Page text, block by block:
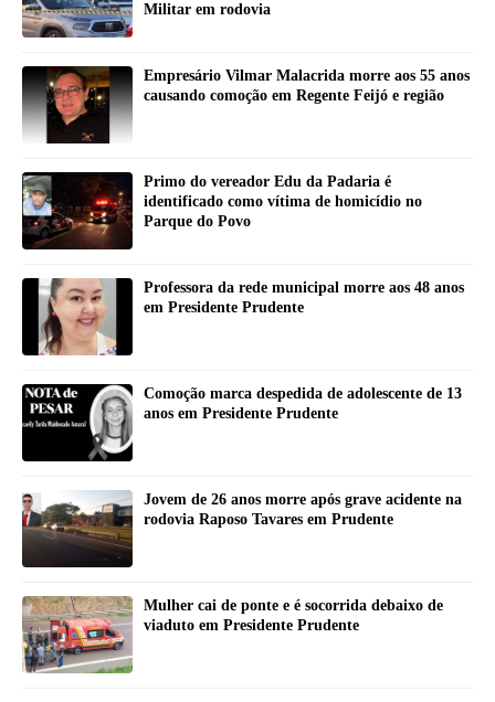
Militar em rodovia
Empresário Vilmar Malacrida morre aos 55 anos
causando comoção em Regente Feijó e região
Primo do vereador Edu da Padaria é
identificado como vítima de homicídio no
Parque do Povo
Professora da rede municipal morre aos 48 anos
em Presidente Prudente
Comoção marca despedida de adolescente de 13
anos em Presidente Prudente
Jovem de 26 anos morre após grave acidente na
rodovia Raposo Tavares em Prudente
Mulher cai de ponte e é socorrida debaixo de
viaduto em Presidente Prudente